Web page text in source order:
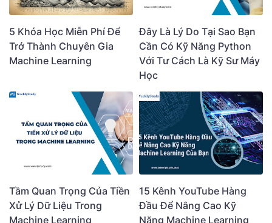
5 Khóa Học Miễn Phí Để
Trở Thành Chuyên Gia
Machine Learning
Đây Là Lý Do Tại Sao Bạn
Cần Có Kỹ Năng Python
Với Tư Cách Là Kỹ Sư Máy
Học
Tầm Quan Trọng Của Tiền
Xử Lý Dữ Liệu Trong
Machine Learning
15 Kênh YouTube Hàng
Đầu Để Nâng Cao Kỹ
Năng Machine Learning